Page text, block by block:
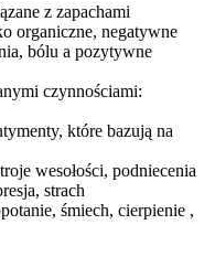
z zapachami
organiczne, negatywne
bólu a pozytywne
czynnościami:
które bazują na
wesołości, podniecenia
strach
śmiech, cierpienie ,